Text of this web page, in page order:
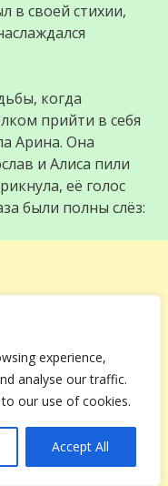
experience,
analyse our traffic.
our use of cookies.
Accept All
в своей стихии,
когда
прийти в себя
Арина. Она
и Алиса пили
её голос
были полны слёз: